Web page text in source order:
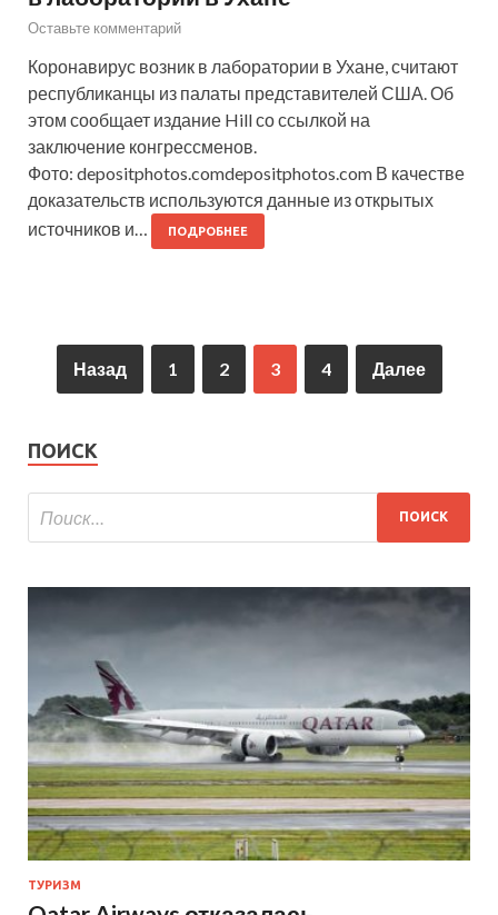
Оставьте комментарий
Коронавирус возник в лаборатории в Ухане, считают
республиканцы из палаты представителей США. Об
этом сообщает издание Hill со ссылкой на
заключение конгрессменов.
Фото: depositphotos.comdepositphotos.com В качестве
доказательств используются данные из открытых
источников и…
ПОДРОБНЕЕ
Назад 1 2 3 4 Далее
ПОИСК
ТУРИЗМ